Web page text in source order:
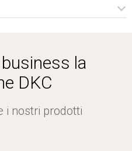
CQE e CAE.pdf
la
DKC
i nostri prodotti